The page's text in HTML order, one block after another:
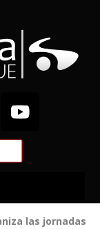
las jornadas